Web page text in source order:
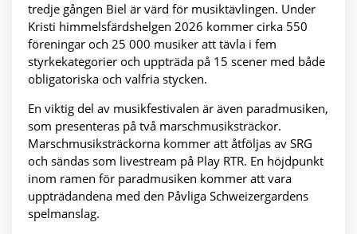
tredje gången Biel är värd för musiktävlingen. Under
Kristi himmelsfärdshelgen 2026 kommer cirka 550
föreningar och 25 000 musiker att tävla i fem
styrkekategorier och uppträda på 15 scener med både
obligatoriska och valfria stycken.
En viktig del av musikfestivalen är även paradmusiken,
som presenteras på två marschmusiksträckor.
Marschmusiksträckorna kommer att åtföljas av SRG
och sändas som livestream på Play RTR. En höjdpunkt
inom ramen för paradmusiken kommer att vara
uppträdandena med den Påvliga Schweizergardens
spelmanslag.